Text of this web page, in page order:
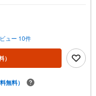
22坪・延床約30坪と、暮ら
けます。■品質・保証住まい
礎は面で支えるベタ基礎。
の新しい住まい。ほかに外
備えます。■省エネ性能光熱
。熱を伝えにくい複層ガラ
ます。■アイマのサポートア
ュー 10件
）
無料）